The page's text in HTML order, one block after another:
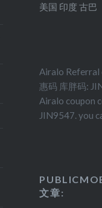
美国 印度 古巴
Airalo Referral
惠码 库胖码:
Airalo coupon
JIN9547. you
文章: